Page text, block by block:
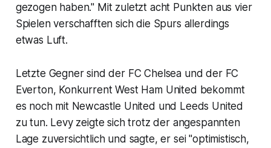
gezogen haben." Mit zuletzt acht Punkten aus vier
Spielen verschafften sich die Spurs allerdings
etwas Luft.
Letzte Gegner sind der FC Chelsea und der FC
Everton, Konkurrent West Ham United bekommt
es noch mit Newcastle United und Leeds United
zu tun. Levy zeigte sich trotz der angespannten
Lage zuversichtlich und sagte, er sei "optimistisch,